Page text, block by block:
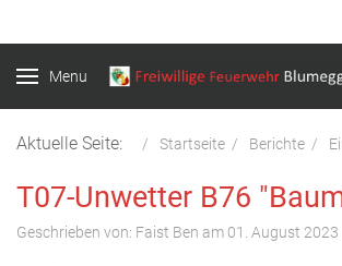
Menu
Aktuelle Seite: Startseite Berichte
T07-Unwetter B76
Geschrieben von: Faist Ben am 01. August 2023